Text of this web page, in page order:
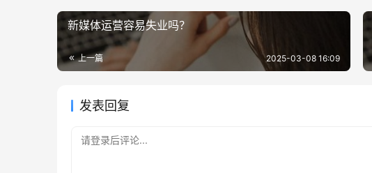
新媒体运营容易失业吗？
上一篇 2025-03-08 16:09
发表回复
请登录后评论...